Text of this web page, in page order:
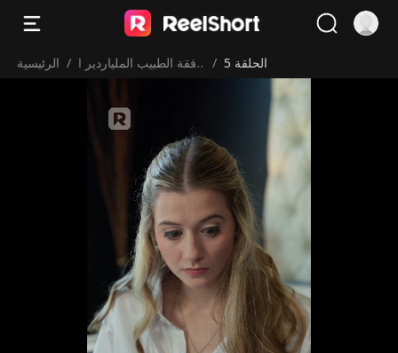
الرئيسية / رفقة الطبيب الملياردير ا
/ الحلقة 5